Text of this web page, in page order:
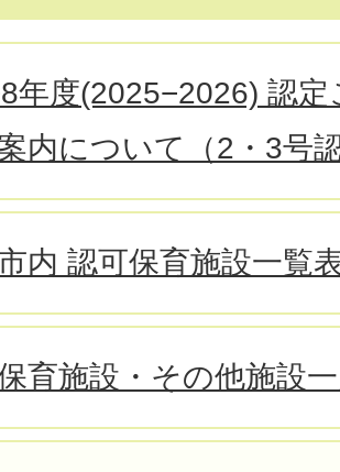
年度(2025−2026) 認
内について（2・3号
内 認可保育施設一覧
育施設・その他施設